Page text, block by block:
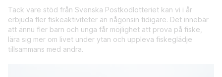
Tack vare stöd från Svenska Postkodlotteriet kan vi i år
erbjuda fler fiskeaktiviteter än någonsin tidigare. Det innebär
att ännu fler barn och unga får möjlighet att prova på fiske,
lära sig mer om livet under ytan och uppleva fiskeglädje
tillsammans med andra.